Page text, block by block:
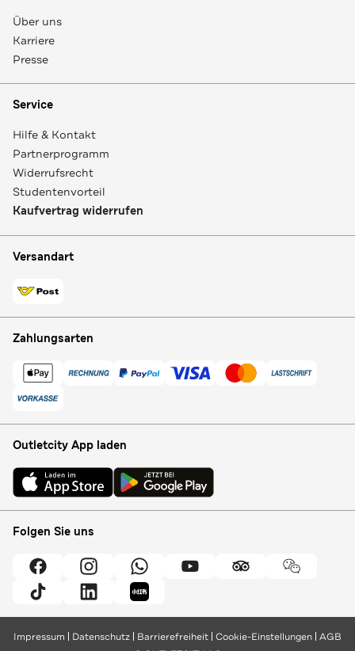
Über uns
Karriere
Presse
Service
Hilfe & Kontakt
Partnerprogramm
Widerrufsrecht
Studentenvorteil
Kaufvertrag widerrufen
Versandart
Zahlungsarten
Outletcity App laden
Folgen Sie uns
Impressum Datenschutz Barrierefreiheit Cookie-Einstellungen AGB